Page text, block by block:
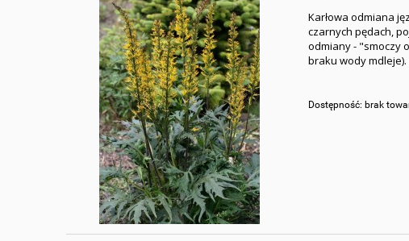
Karłowa odmiana
czarnych pędach,
odmiany - "smoczy
braku wody
Dostępność: brak